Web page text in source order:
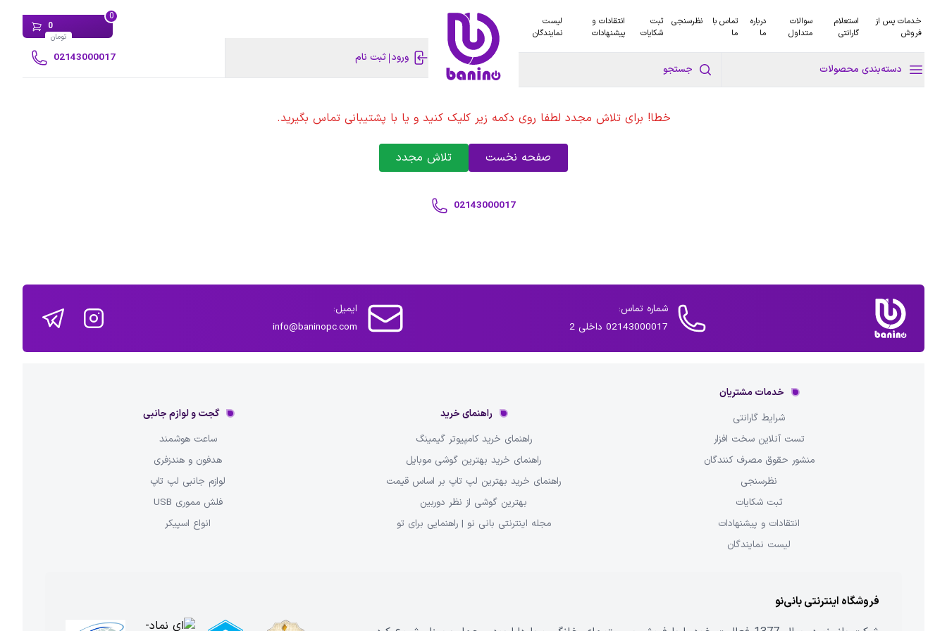
خدمات پس از
فروش
استعلام
گارانتی
سوالات
متداول
درباره
ما
تماس با
ما
نظرسنجی
ثبت
شکایات
انتقادات و
پیشنهادات
لیست
نمایندگان
دسته‌بندی محصولات جستجو
0
0
تومان
ورود ثبت نام 02143000017
خطا! برای تلاش مجدد لطفا روی دکمه زیر کلیک کنید و یا با پشتیبانی تماس بگیرید.
صفحه نخست تلاش مجدد
02143000017
شماره تماس:
02143000017 داخلی 2
ایمیل:
info@baninopc.com
خدمات مشتریان
شرایط گارانتی
تست آنلاین سخت افزار
منشور حقوق مصرف کنندگان
نظرسنجی
ثبت شکایات
انتقادات و پیشنهادات
لیست نمایندگان
راهنمای خرید
راهنمای خرید کامپیوتر گیمینگ
راهنمای خرید بهترین گوشی موبایل
راهنمای خرید بهترین لپ تاپ بر اساس قیمت
بهترین گوشی از نظر دوربین
مجله اینترنتی بانی نو | راهنمایی برای تو
گجت و لوازم جانبی
ساعت هوشمند
هدفون و هندزفری
لوازم جانبی لپ تاپ
فلش مموری USB
انواع اسپیکر
فروشگاه اینترنتی بانی‌نو